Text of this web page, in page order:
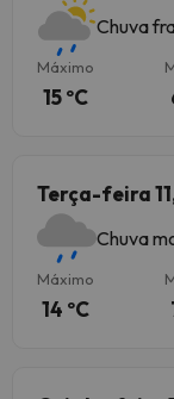
Chuva
Máximo
15 ºC
Terça-feira
Chuva
Máximo
14 ºC